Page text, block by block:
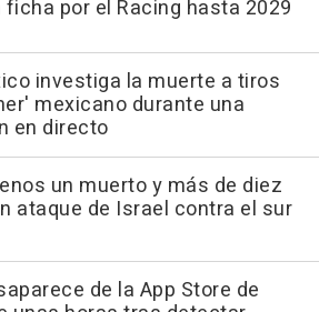
ficha por el Racing hasta 2029
investiga la muerte a tiros
mexicano durante una
en directo
un muerto y más de diez
ataque de Israel contra el sur
de la App Store de